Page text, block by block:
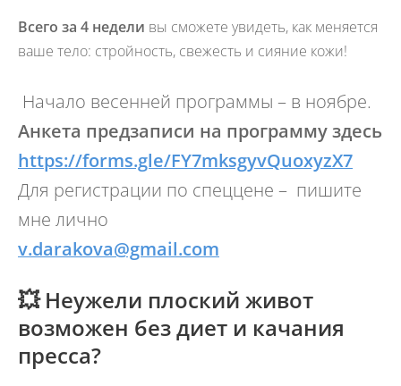
Всего за 4 недели вы сможете увидеть, как меняется
ваше тело: стройность, свежесть и сияние кожи!
Начало весенней программы – в ноябре.
Анкета предзаписи на программу здесь
https://forms.gle/FY7mksgyvQuoxyzX7
Для регистрации по спеццене – пишите
мне лично
v.darakova@gmail.com
💥 Неужели плоский живот
возможен без диет и качания
пресса?